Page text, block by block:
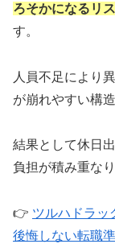
ろそかになるリ
す。
人員不足により
が崩れやすい構造
結果として休日
負担が積み重な
👉 ツルハドラッ
後悔しない転職